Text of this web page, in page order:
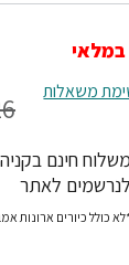
משאלות
משלוח חינם בקניה מעל
לנרשמים לאתר
*לא כולל כיורים ארונות